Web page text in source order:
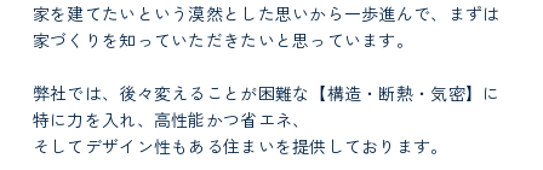
家を建てたいという漠然とした思いから一歩進んで、まずは
家づくりを知っていただきたいと思っています。
弊社では、後々変えることが困難な【構造・断熱・気密】に
特に力を入れ、高性能かつ省エネ、
そしてデザイン性もある住まいを提供しております。